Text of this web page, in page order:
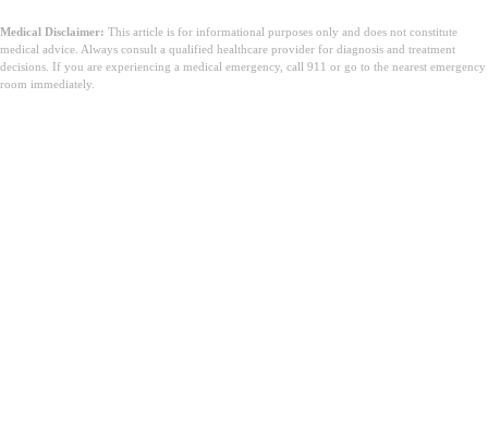
Medical Disclaimer: This article is for informational purposes only and does not constitute
medical advice. Always consult a qualified healthcare provider for diagnosis and treatment
decisions. If you are experiencing a medical emergency, call 911 or go to the nearest emergency
room immediately.